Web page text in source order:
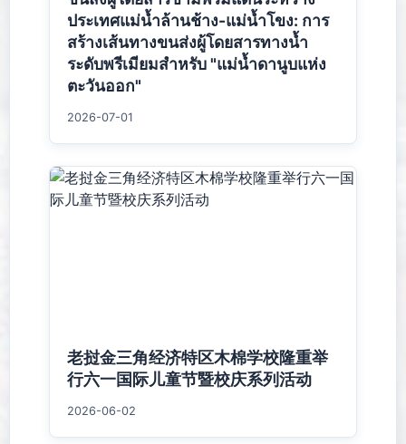
ประเทศแม่น้ำล้านช้าง-แม่น้ำโขง: การ
สร้างเส้นทางขนส่งผู้โดยสารทางน้ำ
ระดับพรีเมียมสำหรับ "แม่น้ำดานูบแห่ง
ตะวันออก"
2026-07-01
老挝金三角经济特区木棉学校隆重举
行六一国际儿童节暨校庆系列活动
2026-06-02